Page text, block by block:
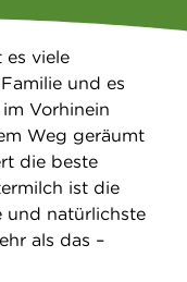
viele
und es
Vorhinein
Weg geräumt
die beste
ist die
und natürlichste
als das –